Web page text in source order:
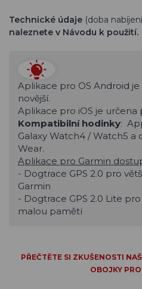
Technické údaje (doba
naleznete v Návodu k použití.
Aplikace pro OS Android
novější.
Aplikace pro iOS je určena
Kompatibilní hodinky:
Galaxy Watch4 / Watch5 a
Wear.
Aplikace pro Garmin
- Dogtrace GPS 2.0 pro
Garmin
- Dogtrace GPS 2.0 Lite
malou pamětí
PŘEČTĚTE SI ZKUŠENOSTI
OBOJKY